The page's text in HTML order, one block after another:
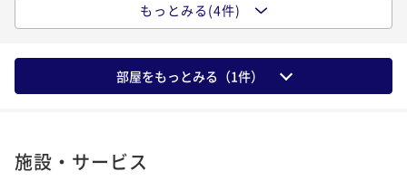
［文化財に泊まる］お部屋食で味わう季節の月替わり
事前決済可
IN 15:00 - 18:00 OUT11:00
ポイント即利用で最大5％OFF
もっとみる(4件)
部屋をもっとみる（1件）
施設・サービス